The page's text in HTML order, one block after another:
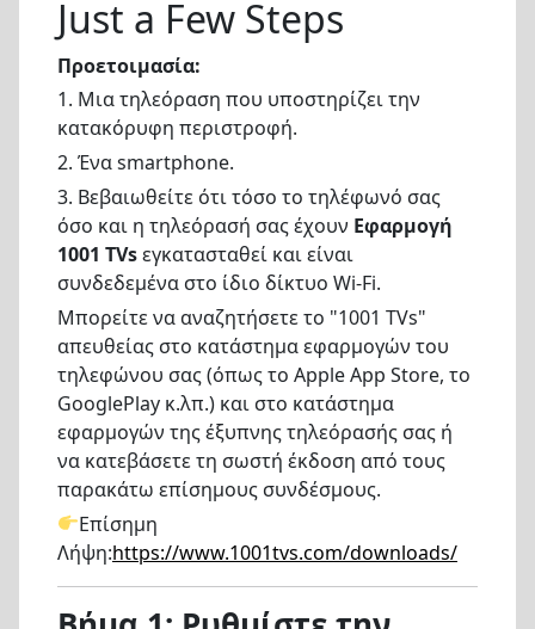
Just a Few Steps
Προετοιμασία:
1. Μια τηλεόραση που υποστηρίζει την
κατακόρυφη περιστροφή.
2. Ένα smartphone.
3. Βεβαιωθείτε ότι τόσο το τηλέφωνό σας
όσο και η τηλεόρασή σας έχουν Εφαρμογή
1001 TVsεγκατασταθεί και είναι
συνδεδεμένα στο ίδιο δίκτυο Wi-Fi.
Μπορείτε να αναζητήσετε το "1001 TVs"
απευθείας στο κατάστημα εφαρμογών του
τηλεφώνου σας (όπως το Apple App Store, το
GooglePlay κ.λπ.) και στο κατάστημα
εφαρμογών της έξυπνης τηλεόρασής σας ή
να κατεβάσετε τη σωστή έκδοση από τους
παρακάτω επίσημους συνδέσμους.
Επίσημη
Λήψη:https://www.1001tvs.com/downloads/